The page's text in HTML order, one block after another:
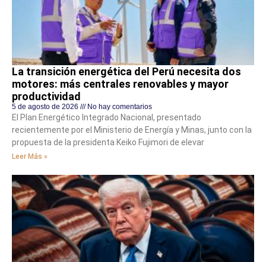
La transición energética del Perú necesita dos
motores: más centrales renovables y mayor
productividad
5 de agosto de 2026 No hay comentarios
El Plan Energético Integrado Nacional, presentado
recientemente por el Ministerio de Energía y Minas, junto con la
propuesta de la presidenta Keiko Fujimori de elevar
Leer Más »